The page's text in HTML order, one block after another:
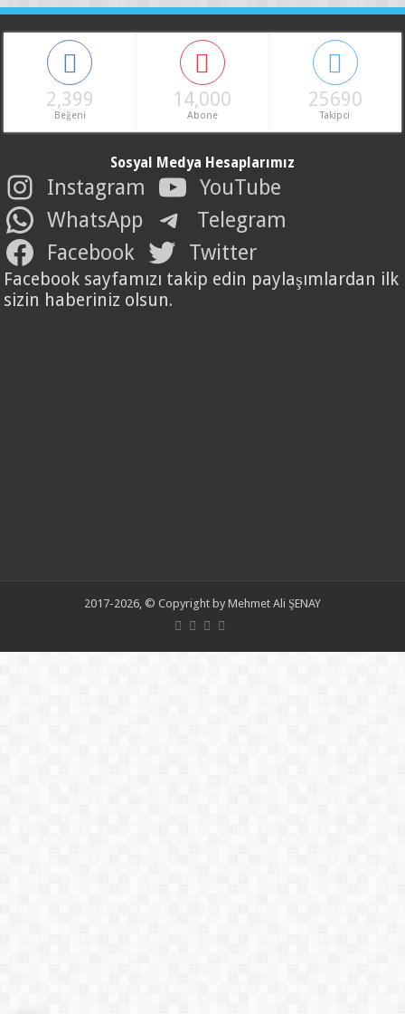
2,399
Beğeni
14,000
Abone
25690
Takipci
Sosyal Medya Hesaplarımız
Instagram
YouTube
WhatsApp
Telegram
Facebook
Twitter
Facebook sayfamızı takip edin paylaşımlardan ilk
sizin haberiniz olsun.
2017-2026, © Copyright by Mehmet Ali ŞENAY